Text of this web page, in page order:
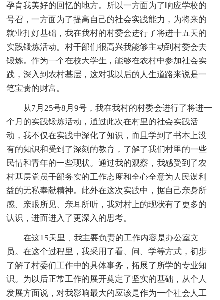
孕育我美好的回忆的地方。所以一方面为了响应学校的
号召，一方面为了提高自己的社会实践能力，为将来的
就业打好基础，我在我村的村委会进行了将进十五天的
实践锻炼活动。村干部们很高兴我能够主动到村委会去
锻炼。作为一个在校大学生，能够在农村中参加社会实
践，深入到农村基层，这对我以后的人生道路来说是一
笔宝贵的财富。
从7月25号8月9号，我在我村的村委会进行了将进一
个月的实践锻炼活动，通过此次在村里的社会实践活
动，我不仅在实践中深化了知识，而且学到了书本上没
有的知识和受到了深刻的教育，了解了我们村里的一些
民情和青年的一些现状。通过我的观察，我感受到了农
村基层党员干部务实的工作态度和全心全意为人民谋利
益的无私奉献精神。此外在这次实践中，据自己亲身所
感、亲眼所见、亲耳所听，我对村上的现状有了更多的
认识，进而进入了更深入的思考。
在这15天里，我主要负责的工作内容是办公室文
员。在这个过程里，我采用了看、问、学等方式，初步
了解了村委们工作中的具体事务，拓展了所学的专业知
识。为以后正常工作的展开奠定了坚实的基础，从个人
发展方面说，对我影响最大的应该是作为一个社会人工